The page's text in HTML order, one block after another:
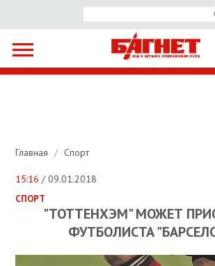
Главная / Спорт
15:16 / 09.01.2018
СПОРТ
"ТОТТЕНХЭМ" МОЖЕТ
ФУТБОЛИСТА